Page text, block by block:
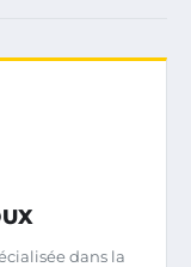
dans la